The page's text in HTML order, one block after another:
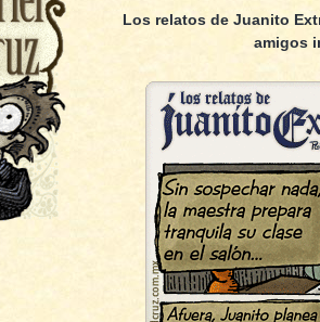
Los relatos de Juanito
amigos